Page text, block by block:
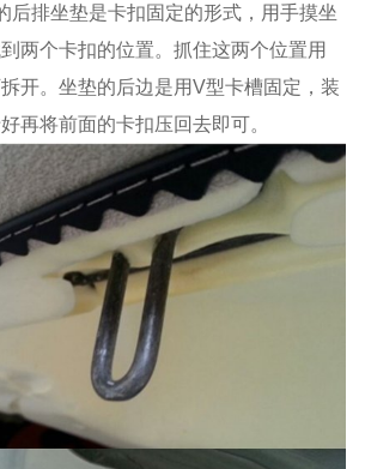
后排坐垫是卡扣固定的形式，用手摸坐
两个卡扣的位置。抓住这两个位置用
开。坐垫的后边是用V型卡槽固定，装
再将前面的卡扣压回去即可。